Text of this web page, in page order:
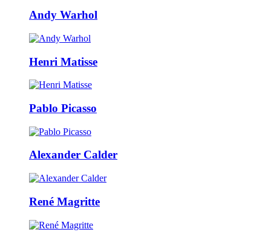
Andy Warhol
Henri Matisse
Pablo Picasso
Alexander Calder
René Magritte